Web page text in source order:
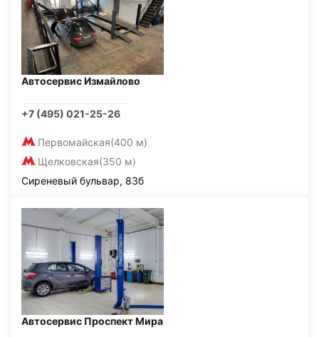
Автосервис Измайлово
+7 (495) 021-25-26
Первомайская(400 м)
Щелковская(350 м)
Сиреневый бульвар, 83б
Автосервис Проспект Мира